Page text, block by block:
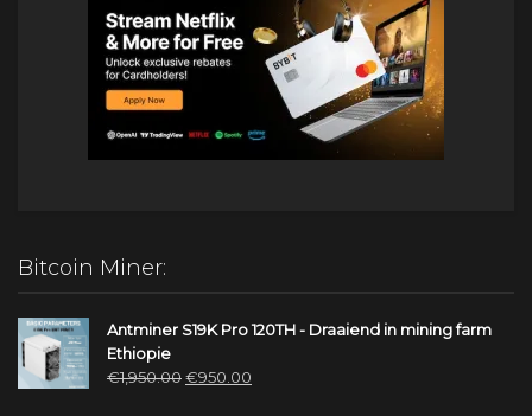
Bitcoin Miner:
Antminer S19K Pro 120TH - Draaiend in mining farm
Ethiopie
€1,950.00Oorspronkelijke
€950.00